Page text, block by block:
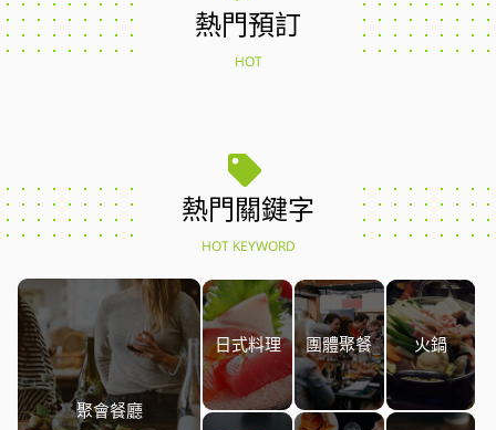
熱門預訂
HOT
熱門關鍵字
HOT KEYWORD
聚會餐廳
日式料理 團體聚餐 火鍋